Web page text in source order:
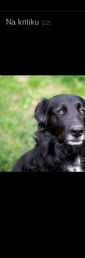
Na kritiku (22)